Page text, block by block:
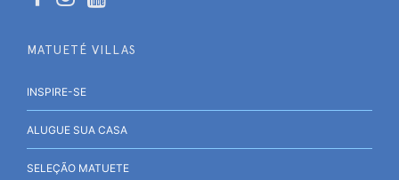
MATUETÉ VILLAS
INSPIRE-SE
ALUGUE SUA CASA
SELEÇÃO MATUETE